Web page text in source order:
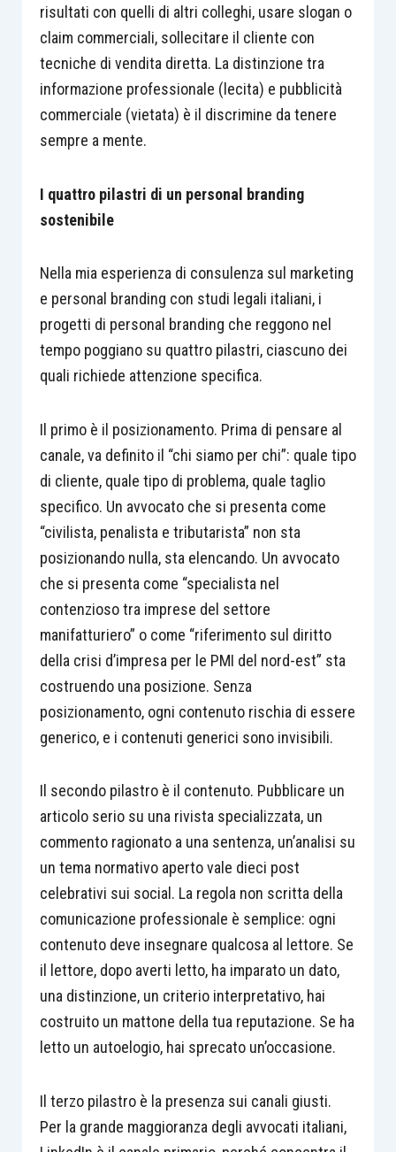
risultati con quelli di altri colleghi, usare slogan o
claim commerciali, sollecitare il cliente con
tecniche di vendita diretta. La distinzione tra
informazione professionale (lecita) e pubblicità
commerciale (vietata) è il discrimine da tenere
sempre a mente.
I quattro pilastri di un personal branding
sostenibile
Nella mia esperienza di consulenza sul marketing
e personal branding con studi legali italiani, i
progetti di personal branding che reggono nel
tempo poggiano su quattro pilastri, ciascuno dei
quali richiede attenzione specifica.
Il primo è il posizionamento. Prima di pensare al
canale, va definito il “chi siamo per chi”: quale tipo
di cliente, quale tipo di problema, quale taglio
specifico. Un avvocato che si presenta come
“civilista, penalista e tributarista” non sta
posizionando nulla, sta elencando. Un avvocato
che si presenta come “specialista nel
contenzioso tra imprese del settore
manifatturiero” o come “riferimento sul diritto
della crisi d’impresa per le PMI del nord-est” sta
costruendo una posizione. Senza
posizionamento, ogni contenuto rischia di essere
generico, e i contenuti generici sono invisibili.
Il secondo pilastro è il contenuto. Pubblicare un
articolo serio su una rivista specializzata, un
commento ragionato a una sentenza, un’analisi su
un tema normativo aperto vale dieci post
celebrativi sui social. La regola non scritta della
comunicazione professionale è semplice: ogni
contenuto deve insegnare qualcosa al lettore. Se
il lettore, dopo averti letto, ha imparato un dato,
una distinzione, un criterio interpretativo, hai
costruito un mattone della tua reputazione. Se ha
letto un autoelogio, hai sprecato un’occasione.
Il terzo pilastro è la presenza sui canali giusti.
Per la grande maggioranza degli avvocati italiani,